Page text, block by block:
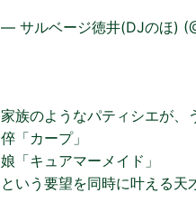
— サルベージ徳井(DJのほ)
家族のようなパティシエが、
倅「カープ」
娘「キュアマーメイド」
という要望を同時に叶える天